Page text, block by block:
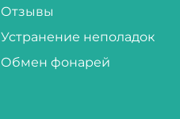
Отзывы
Устранение неполадок
Обмен фонарей